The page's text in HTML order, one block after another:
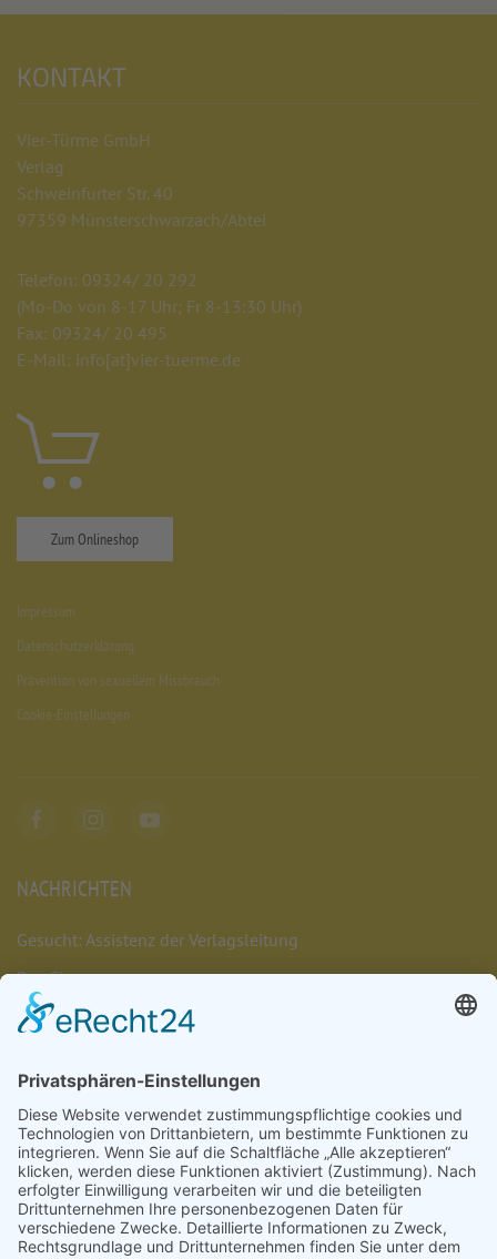
KONTAKT
Vier-Türme GmbH
Verlag
Schweinfurter Str. 40
97359 Münsterschwarzach/Abtei
Telefon: 09324/ 20 292
(Mo-Do von 8-17 Uhr; Fr 8-13:30 Uhr)
Fax: 09324/ 20 495
E-Mail: info[at]vier-tuerme.de
Zum Onlineshop
Impressum
Datenschutzerklärung
Prävention von sexuellem Missbrauch
Cookie-Einstellungen
NACHRICHTEN
Gesucht: Assistenz der Verlagsleitung
Das Chaos umarmen
Münsterschwarzacher Lesenacht 2026
Das Leben umarmen
Nachrichten
Veranstaltungen
Stellenangebote